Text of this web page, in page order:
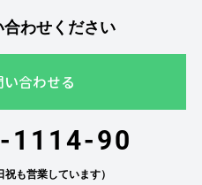
わせください
合わせる
1114-90
も営業しています）